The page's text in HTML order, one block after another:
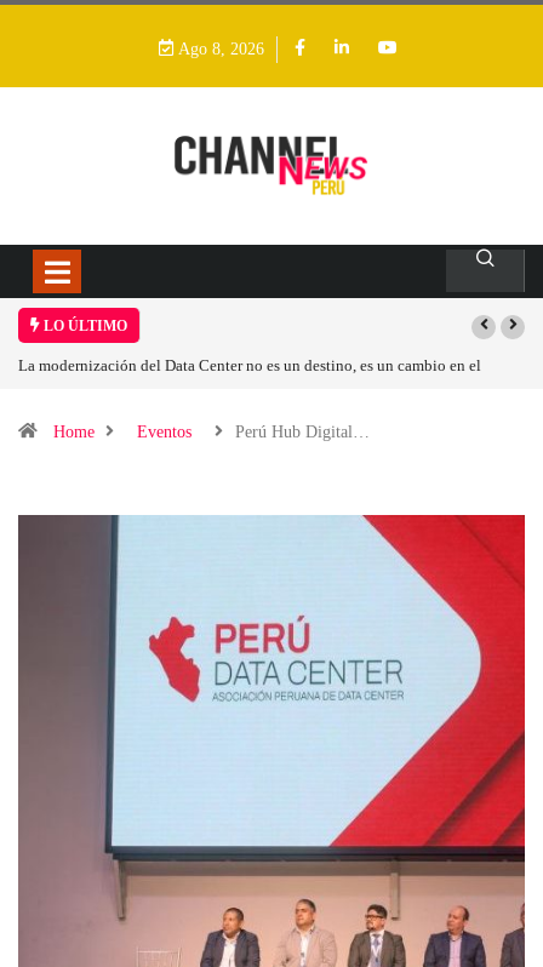
Ago 8, 2026
LO ÚLTIMO
Data Center no es un destino, es un cambio en el Los ingresos por
Home Eventos Perú Hub Digital…